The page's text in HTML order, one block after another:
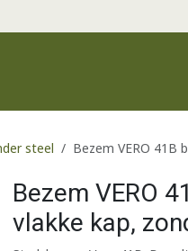
steel Bezem VERO 41B
Bezem VERO
vlakke kap,